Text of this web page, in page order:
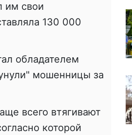
им свои
130 000
обладателем
мошенницы за
всего втягивают
которой